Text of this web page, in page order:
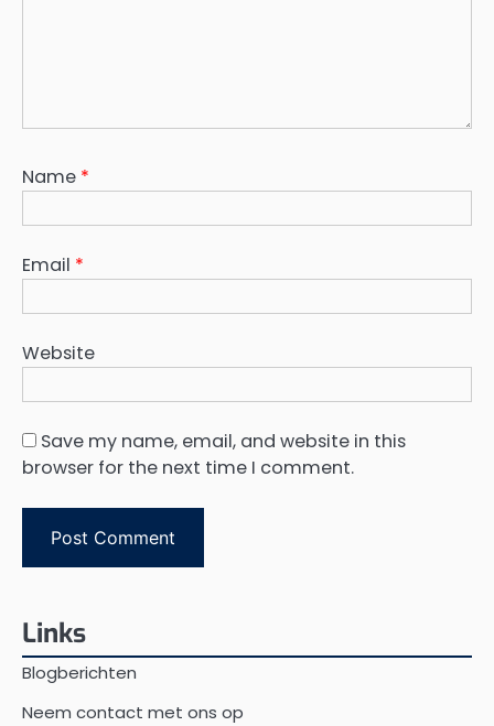
Name *
Email *
Website
Save my name, email, and website in this
browser for the next time I comment.
Links
Blogberichten
Neem contact met ons op